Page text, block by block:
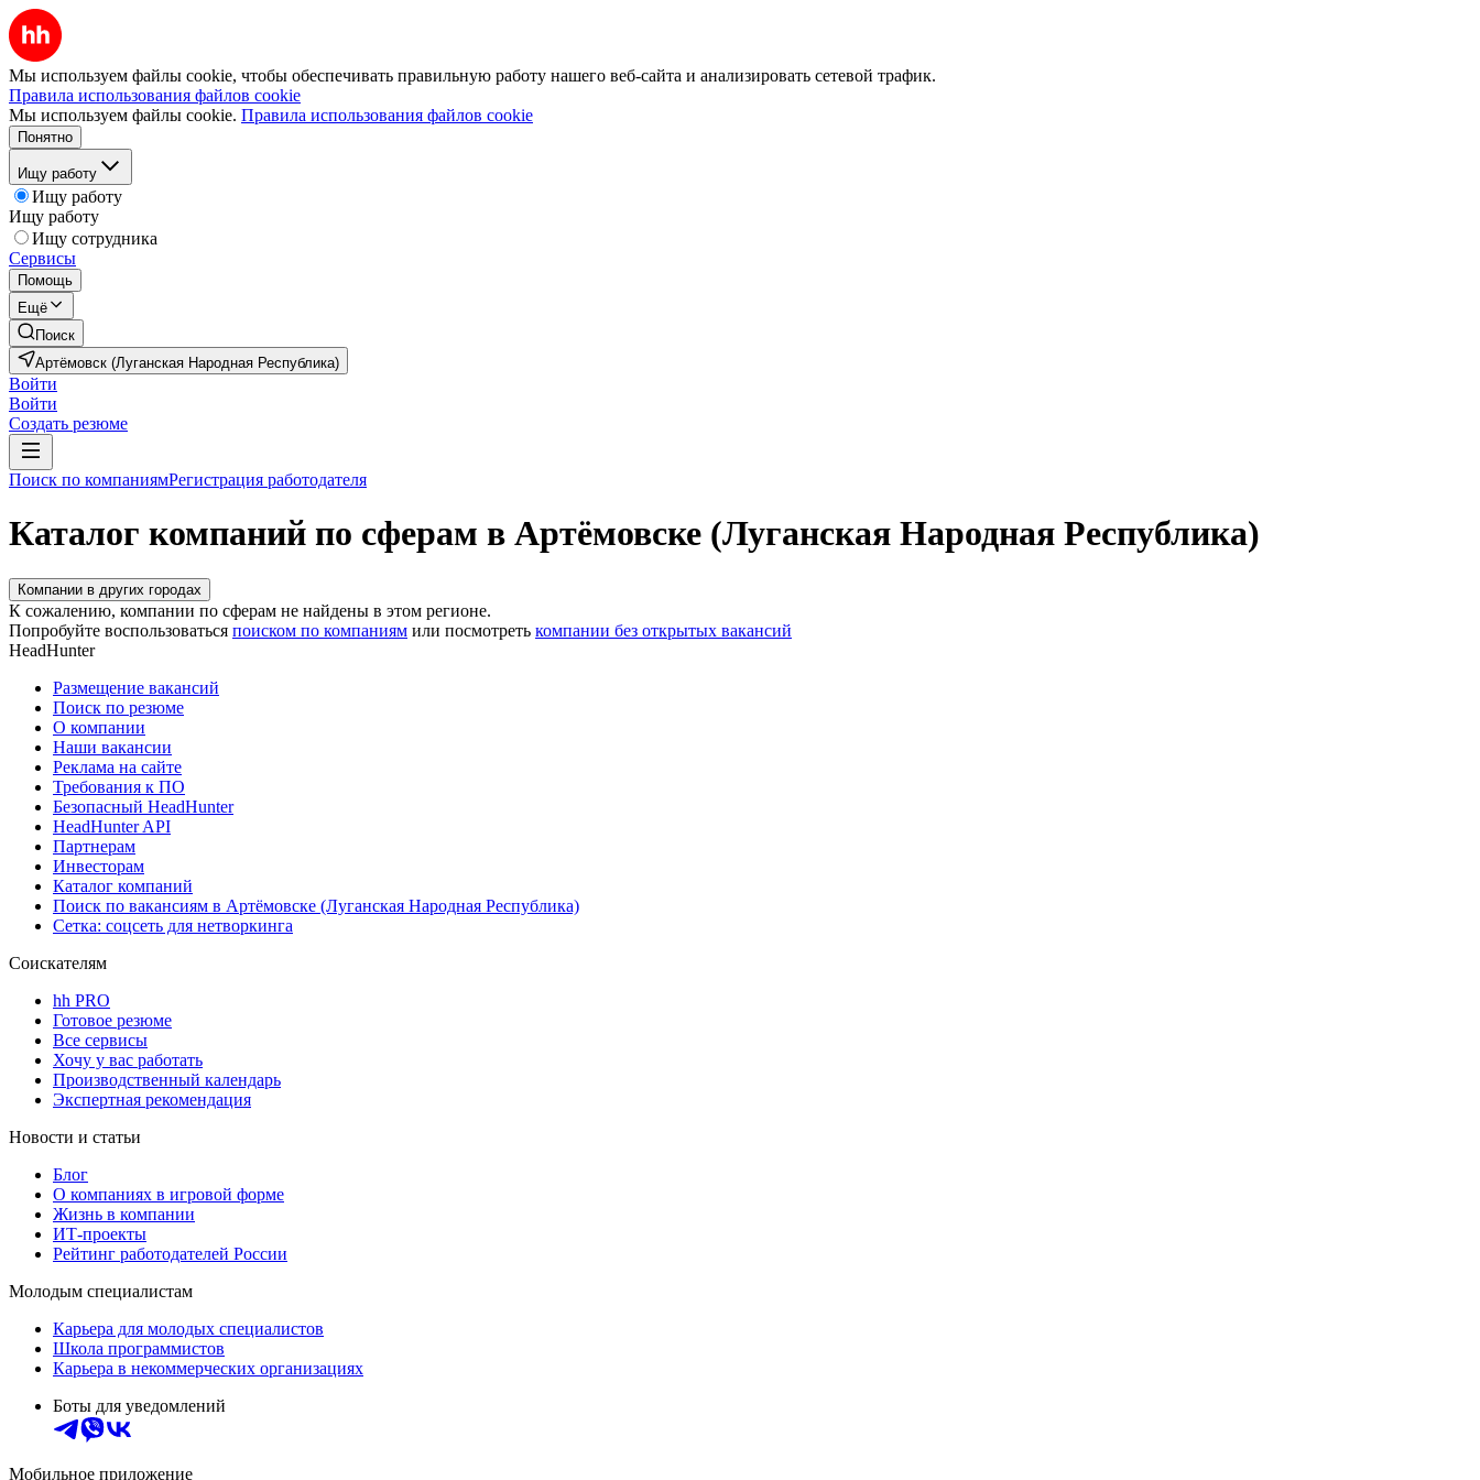
Мы используем файлы cookie, чтобы обеспечивать правильную работу нашего веб-сайта и анализировать сетевой трафик.
Правила использования файлов cookie
Мы используем файлы cookie. Правила использования файлов cookie
Понятно
Ищу работу
Ищу работу
Ищу работу
Ищу сотрудника
Сервисы
Помощь
Ещё
Поиск
Артёмовск (Луганская Народная Республика)
Войти
Войти
Создать резюме
Поиск по компаниямРегистрация работодателя
Каталог компаний по сферам в Артёмовске (Луганская Народная Республика)
Компании в других городах
К сожалению, компании по сферам не найдены в этом регионе.
Попробуйте воспользоваться поиском по компаниям или посмотреть компании без открытых вакансий
HeadHunter
Размещение вакансий
Поиск по резюме
О компании
Наши вакансии
Реклама на сайте
Требования к ПО
Безопасный HeadHunter
HeadHunter API
Партнерам
Инвесторам
Каталог компаний
Поиск по вакансиям в Артёмовске (Луганская Народная Республика)
Сетка: соцсеть для нетворкинга
Соискателям
hh PRO
Готовое резюме
Все сервисы
Хочу у вас работать
Производственный календарь
Экспертная рекомендация
Новости и статьи
Блог
О компаниях в игровой форме
Жизнь в компании
ИТ-проекты
Рейтинг работодателей России
Молодым специалистам
Карьера для молодых специалистов
Школа программистов
Карьера в некоммерческих организациях
Боты для уведомлений
Мобильное приложение